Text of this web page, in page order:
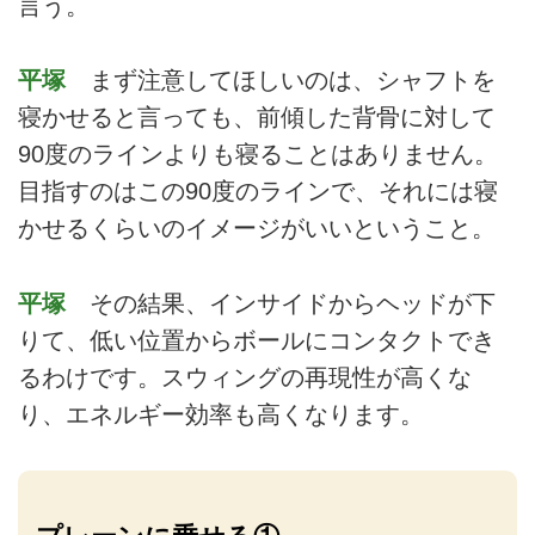
言う。
平塚まず注意してほしいのは、シャフトを
寝かせると言っても、前傾した背骨に対して
90度のラインよりも寝ることはありません。
目指すのはこの90度のラインで、それには寝
かせるくらいのイメージがいいということ。
平塚その結果、インサイドからヘッドが下
りて、低い位置からボールにコンタクトでき
るわけです。スウィングの再現性が高くな
り、エネルギー効率も高くなります。